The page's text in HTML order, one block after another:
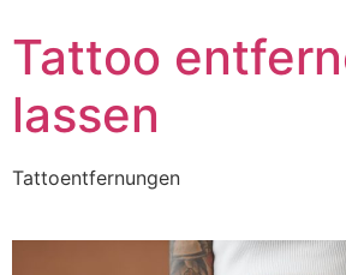
Tattoo
lassen
Tattoentfernungen